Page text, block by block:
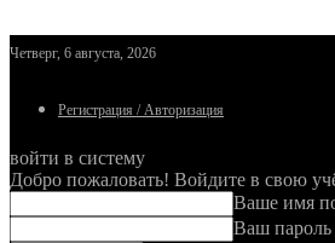
Четверг, 6 августа, 2026
Регистрация / Авторизация
войти в систему
Добро пожаловать! Войдите в свою
Ваше имя
Ваш пароль